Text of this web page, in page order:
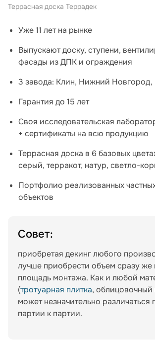
Террасная доска Террадек
Уже 11 лет на рынке
Выпускают доску, ступени,
фасады из ДПК и ограждения
3 завода: Клин, Нижний Новгород,
Гарантия до 15 лет
Своя исследовательская
+ сертификаты на всю продукцию
Террасная доска в 6 базовых
серый, терракот, натур, светло-
Портфолио реализованных
объектов
Совет:
приобретая декинг любого
лучше приобрести объем сразу же
площадь монтажа. Как и любой
(тротуарная плитка, облицовочный
может незначительно различаться
партии к партии.